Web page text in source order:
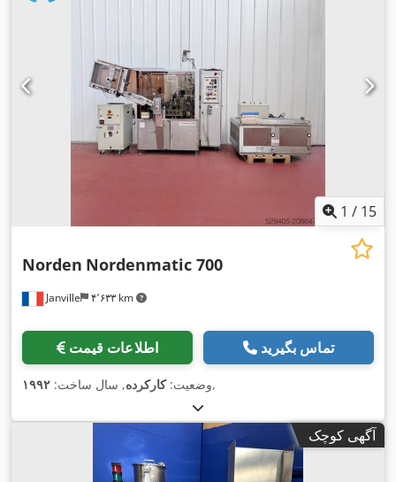
1 / 15
Janville ۴٬۶۳۳ km
Norden Nordenmatic 700
اطلاعات قیمت تماس بگیرید
وضعیت:کارکرده, سال ساخت: ۱۹۹۲ ,
آگهی کوچک